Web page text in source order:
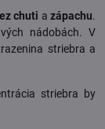
chuti a zápachu.
nádobách. V
striebra a
striebra by